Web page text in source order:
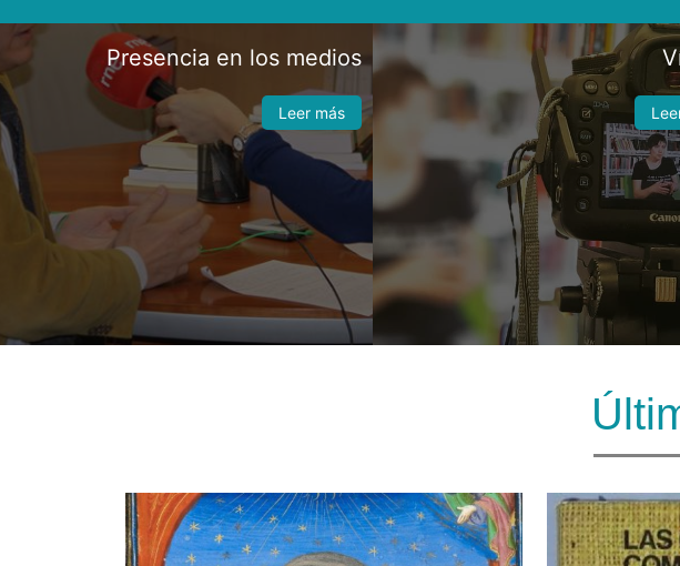
Presencia en los medios
Leer más